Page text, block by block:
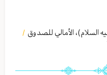
السلام)، الأمالي للصدوق /